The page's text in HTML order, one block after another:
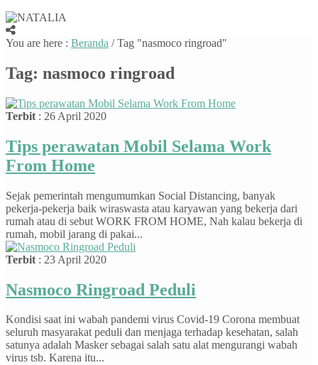
You are here : Beranda /Tag "nasmoco ringroad"
Tag: nasmoco ringroad
Terbit : 26 April 2020
Tips perawatan Mobil Selama Work
From Home
Sejak pemerintah mengumumkan Social Distancing, banyak
pekerja-pekerja baik wiraswasta atau karyawan yang bekerja dari
rumah atau di sebut WORK FROM HOME, Nah kalau bekerja di
rumah, mobil jarang di pakai...
Terbit : 23 April 2020
Nasmoco Ringroad Peduli
Kondisi saat ini wabah pandemi virus Covid-19 Corona membuat
seluruh masyarakat peduli dan menjaga terhadap kesehatan, salah
satunya adalah Masker sebagai salah satu alat mengurangi wabah
virus tsb. Karena itu...